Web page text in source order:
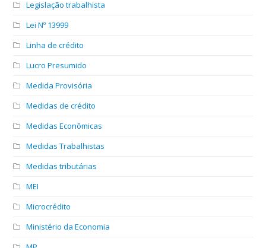
Legislação trabalhista
Lei Nº 13999
Linha de crédito
Lucro Presumido
Medida Provisória
Medidas de crédito
Medidas Econômicas
Medidas Trabalhistas
Medidas tributárias
MEI
Microcrédito
Ministério da Economia